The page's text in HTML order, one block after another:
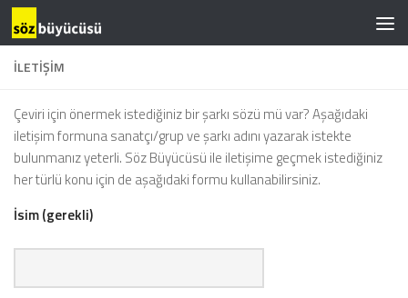
İLETIŞIM
Çeviri için önermek istediğiniz bir şarkı sözü mü var? Aşağıdaki
iletişim formuna sanatçı/grup ve şarkı adını yazarak istekte
bulunmanız yeterli. Söz Büyücüsü ile iletişime geçmek istediğiniz
her türlü konu için de aşağıdaki formu kullanabilirsiniz.
İsim (gerekli)